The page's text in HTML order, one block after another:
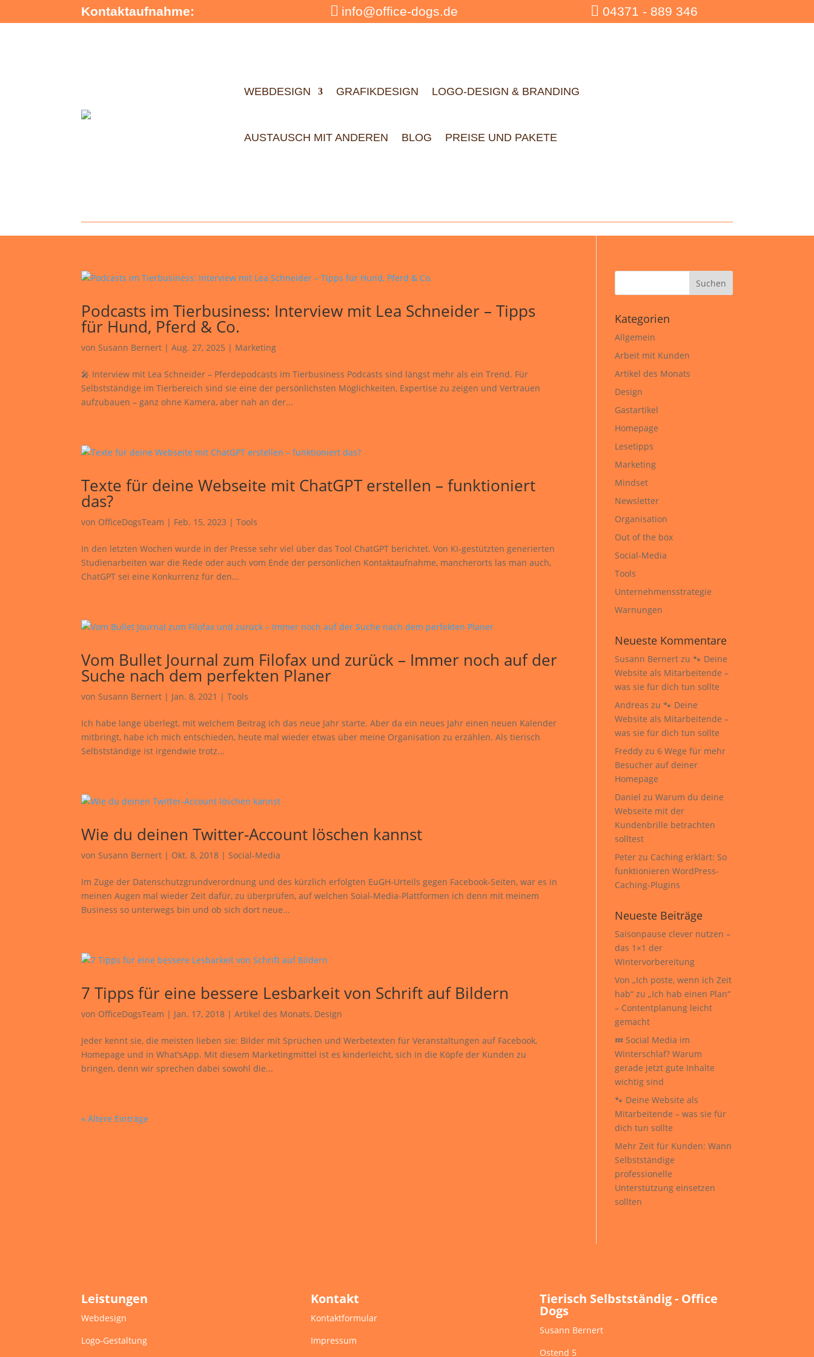
Kontaktaufnahme:  info@office-dogs.de  04371 - 889 346
WEBDESIGN GRAFIKDESIGN LOGO-DESIGN & BRANDING
AUSTAUSCH MIT ANDEREN BLOG PREISE UND PAKETE
Podcasts im Tierbusiness: Interview mit Lea Schneider – Tipps
für Hund, Pferd & Co.
vonSusann Bernert |Aug. 27, 2025 | Marketing
🎤 Interview mit Lea Schneider – Pferdepodcasts im Tierbusiness Podcasts sind längst mehr als ein Trend. Für
Selbstständige im Tierbereich sind sie eine der persönlichsten Möglichkeiten, Expertise zu zeigen und Vertrauen
aufzubauen – ganz ohne Kamera, aber nah an der...
Texte für deine Webseite mit ChatGPT erstellen – funktioniert
das?
von OfficeDogsTeam | Feb. 15, 2023 |Tools
In den letzten Wochen wurde in der Presse sehr viel über das Tool ChatGPT berichtet. Von KI-gestützten generierten
Studienarbeiten war die Rede oder auch vom Ende der persönlichen Kontaktaufnahme, mancherorts las man auch,
ChatGPT sei eine Konkurrenz für den...
Vom Bullet Journal zum Filofax und zurück – Immer noch auf der
Suche nach dem perfekten Planer
vonSusann Bernert | Jan. 8, 2021 |Tools
Ich habe lange überlegt, mit welchem Beitrag ich das neue Jahr starte. Aber da ein neues Jahr einen neuen Kalender
mitbringt, habe ich mich entschieden, heute mal wieder etwas über meine Organisation zu erzählen. Als tierisch
Selbstständige ist irgendwie trotz...
Wie du deinen Twitter-Account löschen kannst
vonSusann Bernert | Okt. 8, 2018 |Social-Media
Im Zuge der Datenschutzgrundverordnung und des kürzlich erfolgten EuGH-Urteils gegen Facebook-Seiten, war es in
meinen Augen mal wieder Zeit dafür, zu überprüfen, auf welchen Soial-Media-Plattformen ich denn mit meinem
Business so unterwegs bin und ob sich dort neue...
7 Tipps für eine bessere Lesbarkeit von Schrift auf Bildern
von OfficeDogsTeam | Jan. 17, 2018 |Artikel des Monats, Design
Jeder kennt sie, die meisten lieben sie: Bilder mit Sprüchen und Werbetexten für Veranstaltungen auf Facebook,
Homepage und in What’sApp. Mit diesem Marketingmittel ist es kinderleicht, sich in die Köpfe der Kunden zu
bringen, denn wir sprechen dabei sowohl die...
« Ältere Einträge
Kategorien
Allgemein
Arbeit mit Kunden
Artikel des Monats
Design
Gastartikel
Homepage
Lesetipps
Marketing
Mindset
Newsletter
Organisation
Out of the box
Social-Media
Tools
Unternehmensstrategie
Warnungen
Neueste Kommentare
Susann Bernert zu🐾 Deine
Website als Mitarbeitende –
was sie für dich tun sollte
Andreas zu🐾 Deine
Website als Mitarbeitende –
was sie für dich tun sollte
Freddy zu6 Wege für mehr
Besucher auf deiner
Homepage
Daniel zuWarum du deine
Webseite mit der
Kundenbrille betrachten
solltest
Peter zu Caching erklärt: So
funktionieren WordPress-
Caching-Plugins
Neueste Beiträge
Saisonpause clever nutzen –
das 1×1 der
Wintervorbereitung
Von „Ich poste, wenn ich Zeit
hab“ zu „Ich hab einen Plan“
– Contentplanung leicht
gemacht
💤 Social Media im
Winterschlaf? Warum
gerade jetzt gute Inhalte
wichtig sind
🐾 Deine Website als
Mitarbeitende – was sie für
dich tun sollte
Mehr Zeit für Kunden: Wann
Selbstständige
professionelle
Unterstützung einsetzen
sollten
Leistungen
Webdesign
Logo-Gestaltung
Kontakt
Kontaktformular
Impressum
Tierisch Selbstständig - Office
Dogs
Susann Bernert
Ostend 5